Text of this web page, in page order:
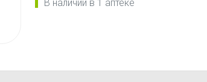
В наличии в 1 аптеке